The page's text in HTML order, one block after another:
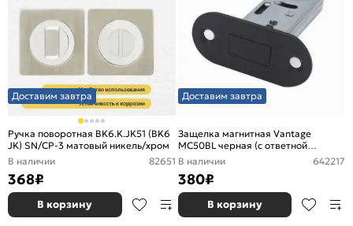
Доставим завтра
Ручка поворотная BK6.K.JK51 (BK6
JK) SN/CP-3 матовый никель/хром
В наличии
82651
368₽
В корзину
Доставим завтра
Защелка магнитная Vantage
MC50BL черная (с ответной
планкой)
В наличии 642217
380₽
В корзину